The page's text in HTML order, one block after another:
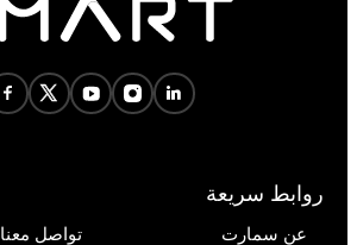
روابط سريعة
عن سمارت
تواصل معنا